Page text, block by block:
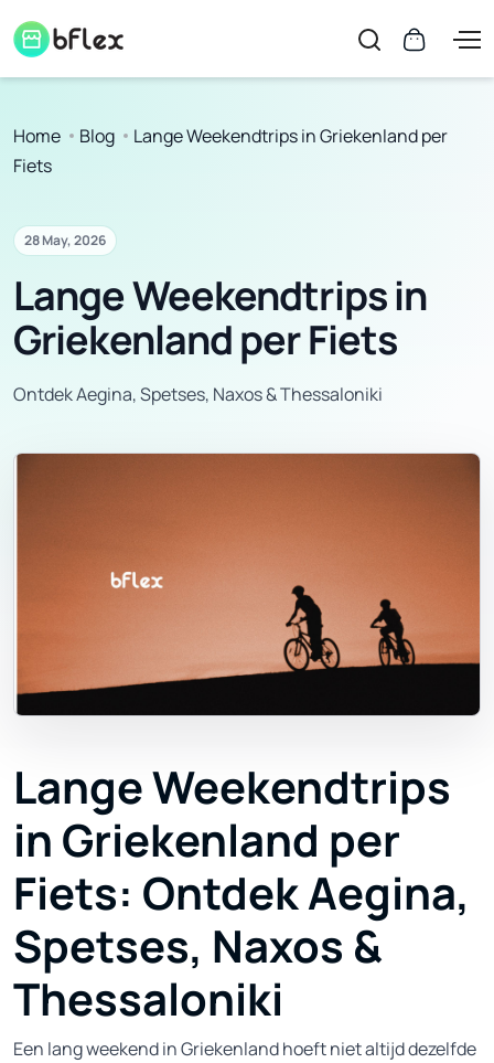
Home Blog
Lange Weekendtrips in Griekenland per
Fiets
28 May, 2026
Lange Weekendtrips in
Griekenland per Fiets
Ontdek Aegina, Spetses, Naxos & Thessaloniki
Lange Weekendtrips
in Griekenland per
Fiets: Ontdek Aegina,
Spetses, Naxos &
Thessaloniki
Een lang weekend in Griekenland hoeft niet altijd dezelfde